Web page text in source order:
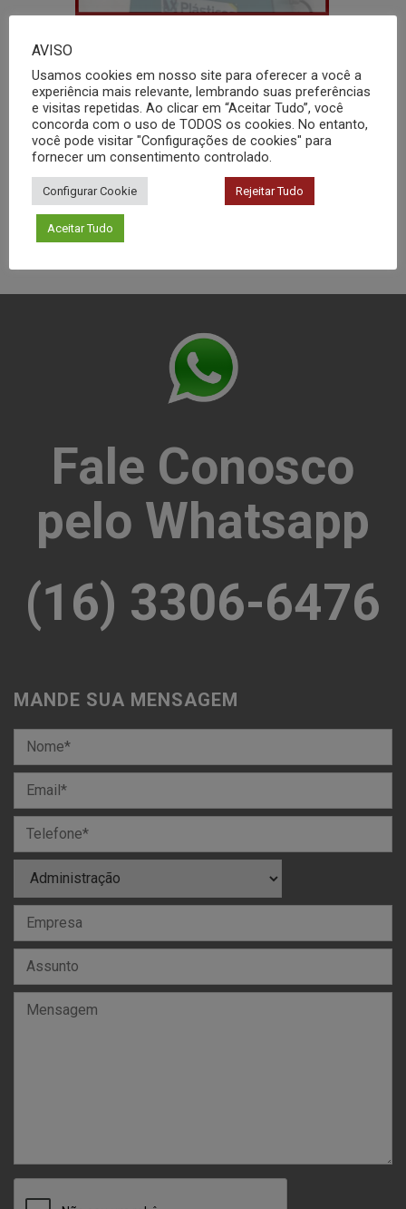
Rotoevaporador
Fale Conosco
pelo Whatsapp
(16) 3306-6476
MANDE SUA MENSAGEM
AVISO
Usamos cookies em nosso site para oferecer a você a
experiência mais relevante, lembrando suas preferências
e visitas repetidas. Ao clicar em “Aceitar Tudo”, você
concorda com o uso de TODOS os cookies. No entanto,
você pode visitar "Configurações de cookies" para
fornecer um consentimento controlado.
Configurar Cookie Rejeitar Tudo
Aceitar Tudo